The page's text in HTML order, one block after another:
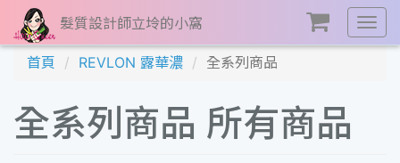
展
開
髮質設計師立坽的小窩
首頁 REVLON 露華濃 全系列商品
全系列商品 所有商品